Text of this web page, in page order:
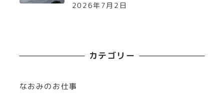
2026年7月2日
カテゴリー
なおみのお仕事